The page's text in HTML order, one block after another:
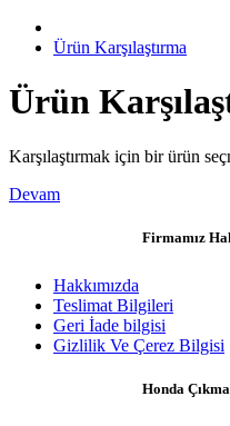
Ürün Karşılaştırma
Ürün
Karşılaştırmak için bir ürün
Devam
Firmamız
Hakkımızda
Teslimat Bilgileri
Geri İade bilgisi
Gizlilik Ve Çerez Bilgisi
Honda Çıkma